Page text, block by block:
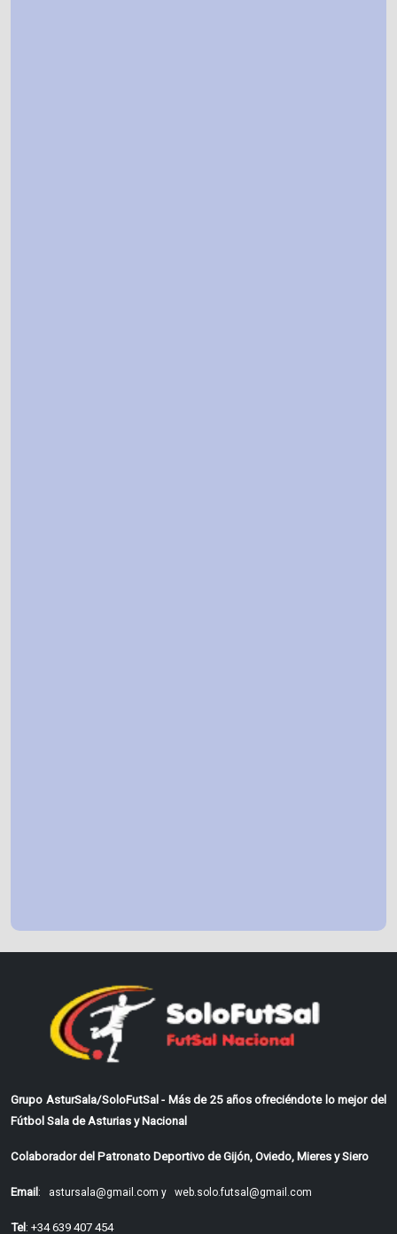
Grupo AsturSala/SoloFutSal - Más de 25 años ofreciéndote lo mejor del
Fútbol Sala de Asturias y Nacional
Colaborador del Patronato Deportivo de Gijón, Oviedo, Mieres y Siero
Email: astursala@gmail.com y web.solo.futsal@gmail.com
Tel: +34 639 407 454